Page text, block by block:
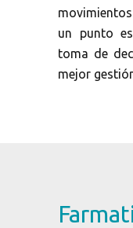
un punto
toma de
mejor